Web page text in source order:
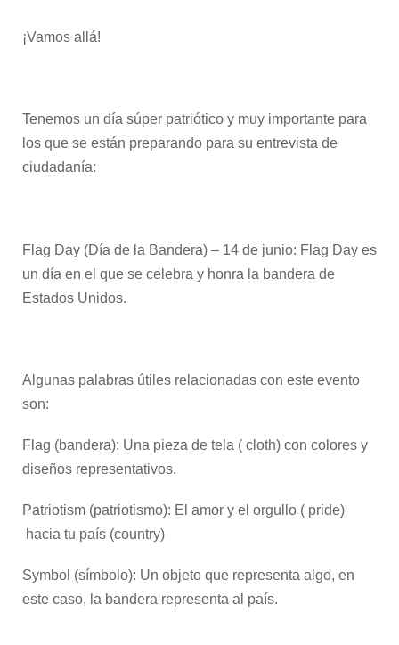
¡Vamos allá!
Tenemos un día súper patriótico y muy importante para
los que se están preparando para su entrevista de
ciudadanía:
Flag Day (Día de la Bandera) – 14 de junio: Flag Day es
un día en el que se celebra y honra la bandera de
Estados Unidos.
Algunas palabras útiles relacionadas con este evento
son:
Flag (bandera): Una pieza de tela ( cloth) con colores y
diseños representativos.
Patriotism (patriotismo): El amor y el orgullo ( pride)
hacia tu país (country)
Symbol (símbolo): Un objeto que representa algo, en
este caso, la bandera representa al país.